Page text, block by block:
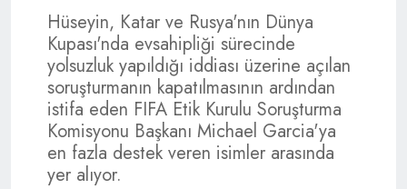
Hüseyin, Katar ve Rusya'nın Dünya
Kupası'nda evsahipliği sürecinde
yolsuzluk yapıldığı iddiası üzerine açılan
soruşturmanın kapatılmasının ardından
istifa eden FIFA Etik Kurulu Soruşturma
Komisyonu Başkanı Michael Garcia'ya
en fazla destek veren isimler arasında
yer alıyor.